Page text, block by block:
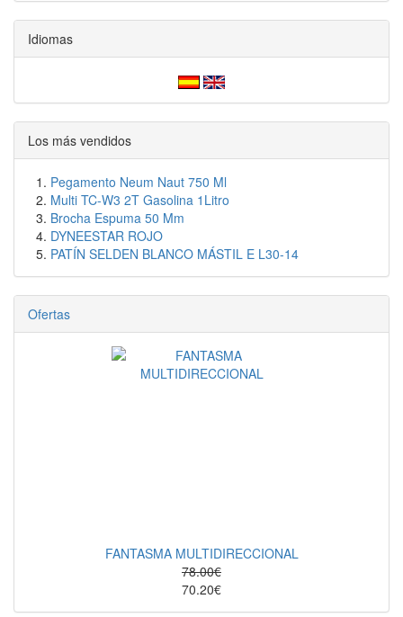
Idiomas
Los más vendidos
Pegamento Neum Naut 750 Ml
Multi TC-W3 2T Gasolina 1Litro
Brocha Espuma 50 Mm
DYNEESTAR ROJO
PATÍN SELDEN BLANCO MÁSTIL E L30-14
Ofertas
FANTASMA MULTIDIRECCIONAL
78.00€
70.20€